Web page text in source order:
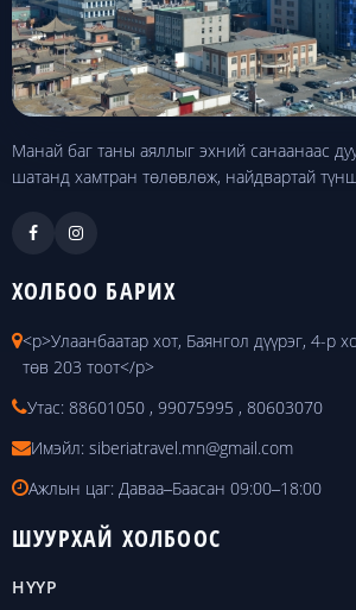
Манай баг таны аяллыг эхний санаанаас
шатанд хамтран төлөвлөж, найдвартай
ХОЛБОО БАРИХ
<p>Улаанбаатар хот, Баянгол дүүрэг, 4-р
төв 203 тоот</p>
Утас: 88601050 , 99075995 , 80603070
Имэйл: siberiatravel.mn@gmail.com
Ажлын цаг: Даваа‒Баасан 09:00‒18:00
ШУУРХАЙ ХОЛБООС
НҮҮР